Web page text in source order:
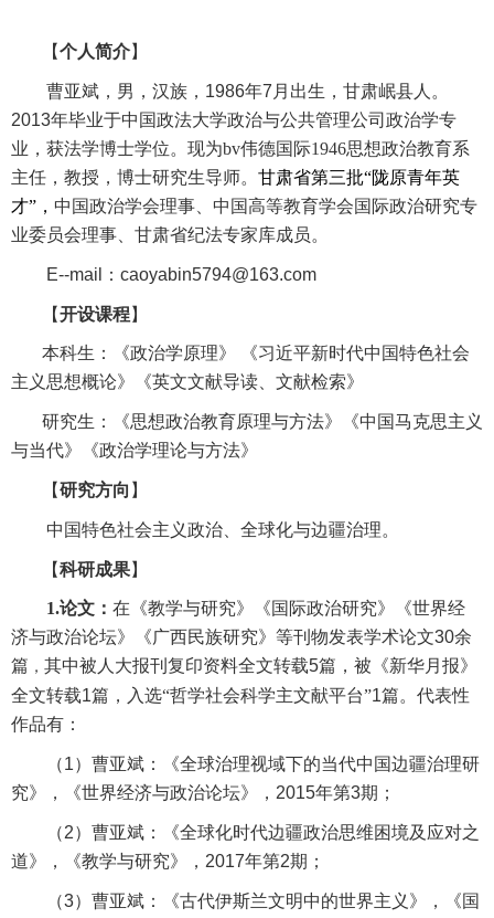
【个人简介】
曹亚斌，男，汉族， 1986年7 月出生 ，甘肃岷县人。
2013年毕业于中国政法大学政治与公共管理公司政治学专
业，获法学博士学位。现为bv伟德国际1946思想政治教育系
主任，教授，博士研究生导师。 甘肃省第三批“陇原青年英
才”， 中国政治学会理事、中国高等教育学会国际政治研究专
业委员会理事、甘肃省纪法专家库成员。
E--mail ：caoyabin5794@163.com
【开设课程】
本科生：《政治学原理》 《习近平新时代中国特色社会
主义思想概论》《英文文献导读、文献检索》
研究生：《思想政治教育原理与方法》《中国马克思主义
与当代》《政治学理论与方法》
【研究方向 】
中国特色社会主义政治、全球化与边疆治理。
【科研成果】
1.论文：在《教学与研究》《国际政治研究》《世界经
济与政治论坛》《广西民族研究》等刊物发表学术论文30余
篇 ， 其中被人大报刊复印资料全文转载5篇，被《新华月报》
全文转载1篇，入选“哲学社会科学主文献平台”1篇。代表性
作品有：
（1）曹亚斌：《全球治理视域下的当代中国边疆治理研
究》，《世界经济与政治论坛》， 2015年第3期；
（2）曹亚斌：《全球化时代边疆政治思维困境及应对之
道》，《教学与研究》， 2017年第2期；
（3）曹亚斌：《古代伊斯兰文明中的世界主义》，《国